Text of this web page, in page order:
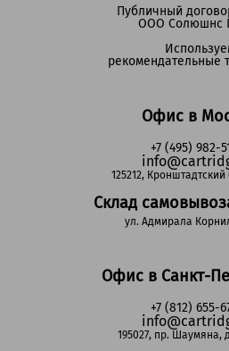
Офис в
+7 (495) 982-
125212, Кронштадтский
Склад
ул. Адмирала
Офис в Санкт-
+7 (812) 655-
195027, пр. Шаумяна,
Публичный
ООО Солюшнс
рекомендательные